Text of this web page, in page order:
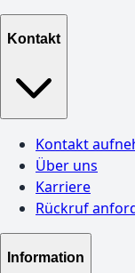
Kontakt
Kontakt
Über uns
Karriere
Rückruf
Information